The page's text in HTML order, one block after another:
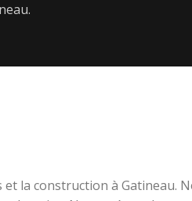
la construction à Gatineau.